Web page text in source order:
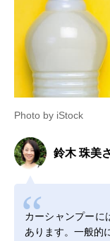
Photo by iStock
鈴木 珠美
カーシャンプーに
あります。一般的